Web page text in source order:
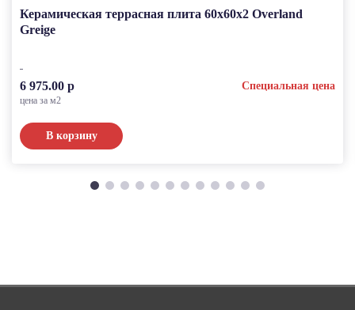
Керамическая террасная плита 60x60x2 Overland
Greige
6 975.00 р Специальная цена
цена за м2
В корзину